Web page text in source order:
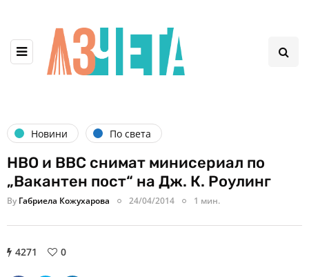
Новини По света
HBO и BBC снимат минисериал по
„Вакантен пост“ на Дж. К. Роулинг
By Габриела Кожухарова 24/04/2014 1 мин.
4271 0